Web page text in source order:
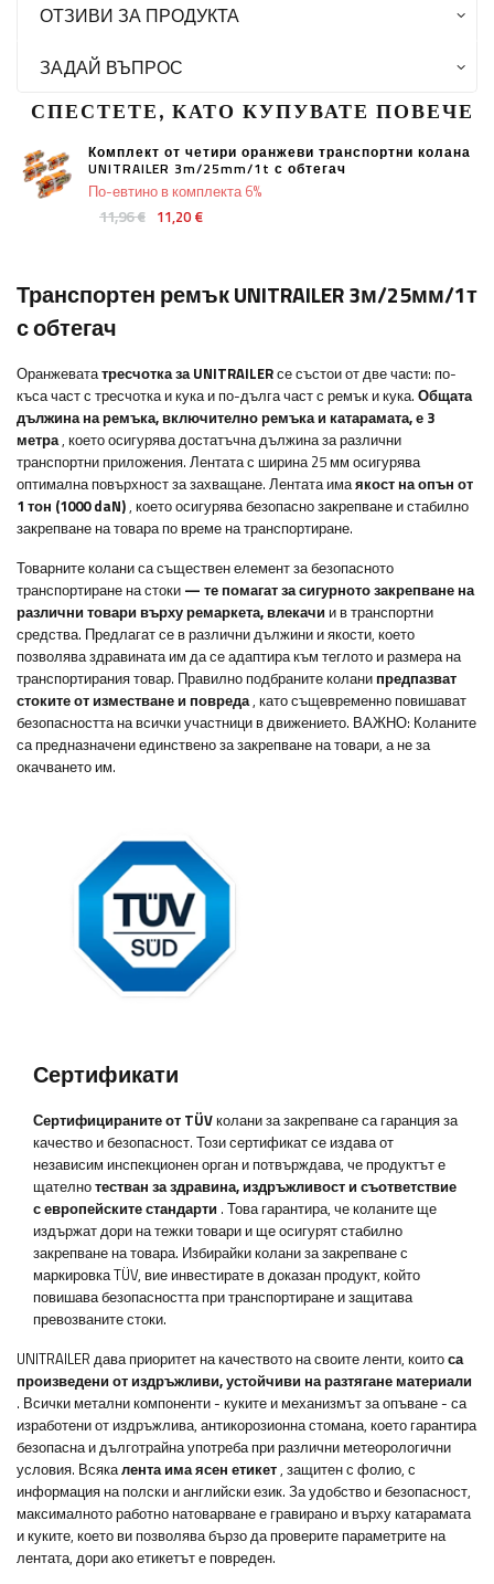
ОТЗИВИ ЗА ПРОДУКТА
ЗАДАЙ ВЪПРОС
СПЕСТЕТЕ, КАТО КУПУВАТЕ ПОВЕЧЕ
Комплект от четири оранжеви транспортни колана
UNITRAILER 3m/25mm/1t с обтегач
11,96 € 11,20 €
По-евтино в комплекта 6%
Транспортен ремък UNITRAILER 3м/25мм/1т
с обтегач
Оранжевататресчотка за UNITRAILERсе състои от две части: по-
къса част с тресчотка и кука и по-дълга част с ремък и кука. Общата
дължина на ремъка, включително ремъка и катарамата, е 3
метра, което осигурява достатъчна дължина за различни
транспортни приложения. Лентата с ширина 25 мм осигурява
оптимална повърхност за захващане. Лентата имаякост на опън от
1 тон (1000 daN), което осигурява безопасно закрепване и стабилно
закрепване на товара по време на транспортиране.
Товарните колани са съществен елемент за безопасното
транспортиране на стоки — те помагат за сигурното закрепване на
различни товари върху ремаркета, влекачи и в транспортни
средства. Предлагат се в различни дължини и якости, което
позволява здравината им да се адаптира към теглото и размера на
транспортирания товар. Правилно подбраните колани предпазват
стоките от изместване и повреда, като същевременно повишават
безопасността на всички участници в движението. ВАЖНО: Коланите
са предназначени единствено за закрепване на товари, а не за
окачването им.
Сертификати
Сертифицираните от TÜVколани за закрепване са гаранция за
качество и безопасност. Този сертификат се издава от
независим инспекционен орган и потвърждава, че продуктът е
щателнотестван за здравина, издръжливост и съответствие
с европейските стандарти . Това гарантира, че коланите ще
издържат дори на тежки товари и ще осигурят стабилно
закрепване на товара. Избирайки колани за закрепване с
маркировка TÜV, вие инвестирате в доказан продукт, който
повишава безопасността при транспортиране и защитава
превозваните стоки.
UNITRAILER дава приоритет на качеството на своите ленти, коитоса
произведени от издръжливи, устойчиви на разтягане материали
. Всички метални компоненти - куките и механизмът за опъване - са
изработени от издръжлива, антикорозионна стомана, което гарантира
безопасна и дълготрайна употреба при различни метеорологични
условия. Всякалента има ясен етикет, защитен с фолио, с
информация на полски и английски език. За удобство и безопасност,
максималното работно натоварване е гравирано и върху катарамата
и куките, което ви позволява бързо да проверите параметрите на
лентата, дори ако етикетът е повреден.